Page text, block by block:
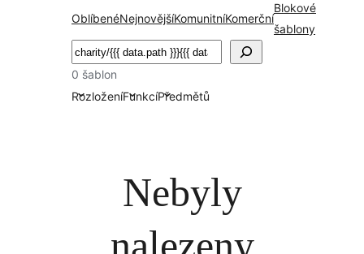
OblíbenéNejnovějšíKomunitníKomerční
Blokové
šablony
Hledat
0 šablon
RozloženíFunkcíPředmětů
Nebyly
nalezeny